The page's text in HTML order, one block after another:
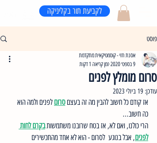
לקביעת תור בקליניקה
פוסט
סרום מומלץ לפנים
אסנת חזי - קוסמטיקאית מתקדמת
9 בספט׳ 2020
זמן קריאה 1 דקות
עודכן: 19 ביולי 2023
אז קודם כל חשוב להבין מה זה בעצם סרום לפנים ולמה הוא
כה חשוב...
הרי כולנו, ואם לא, אז בטח שרובנו משתמשות בקרם לחות
לפנים, אבל בנוגע  לסרום - הוא לא אחד מהתכשירים